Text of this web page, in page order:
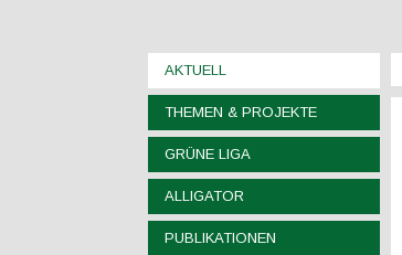
AKTUELL
THEMEN & PROJEKTE
GRÜNE LIGA
ALLIGATOR
PUBLIKATIONEN